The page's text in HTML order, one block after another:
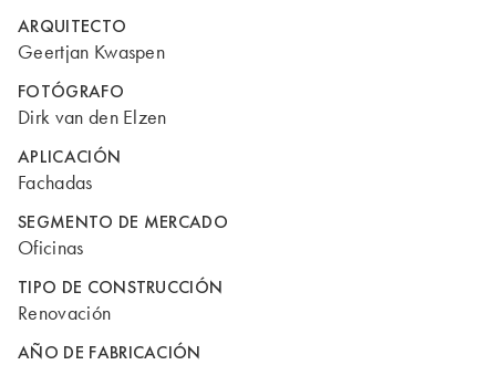
ARQUITECTO
Geertjan Kwaspen
FOTÓGRAFO
Dirk van den Elzen
APLICACIÓN
Fachadas
SEGMENTO DE MERCADO
Oficinas
TIPO DE CONSTRUCCIÓN
Renovación
AÑO DE FABRICACIÓN